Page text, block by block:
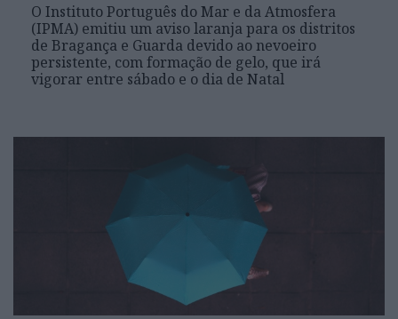
O Instituto Português do Mar e da Atmosfera
(IPMA) emitiu um aviso laranja para os distritos
de Bragança e Guarda devido ao nevoeiro
persistente, com formação de gelo, que irá
vigorar entre sábado e o dia de Natal